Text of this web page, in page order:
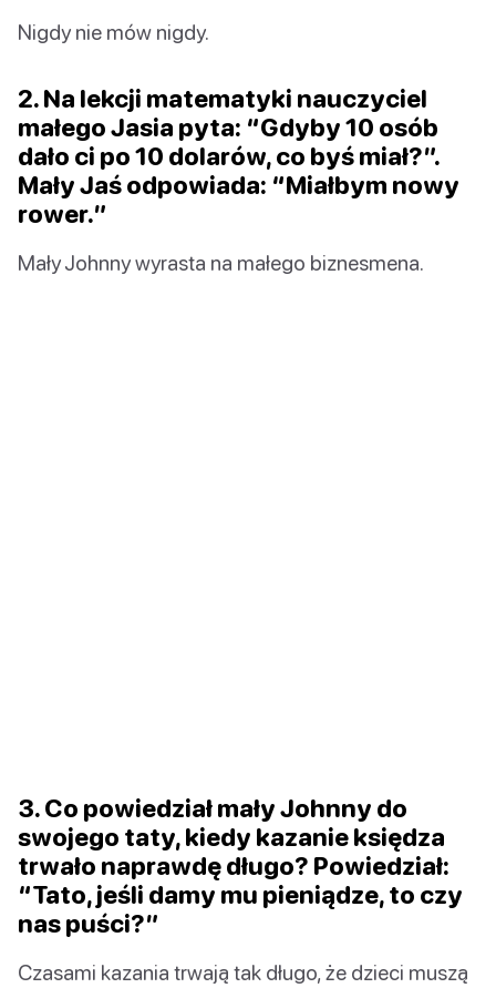
Nigdy nie mów nigdy.
2. Na lekcji matematyki nauczyciel
małego Jasia pyta: “Gdyby 10 osób
dało ci po 10 dolarów, co byś miał?”.
Mały Jaś odpowiada: “Miałbym nowy
rower.”
Mały Johnny wyrasta na małego biznesmena.
3. Co powiedział mały Johnny do
swojego taty, kiedy kazanie księdza
trwało naprawdę długo? Powiedział:
“Tato, jeśli damy mu pieniądze, to czy
nas puści?”
Czasami kazania trwają tak długo, że dzieci muszą